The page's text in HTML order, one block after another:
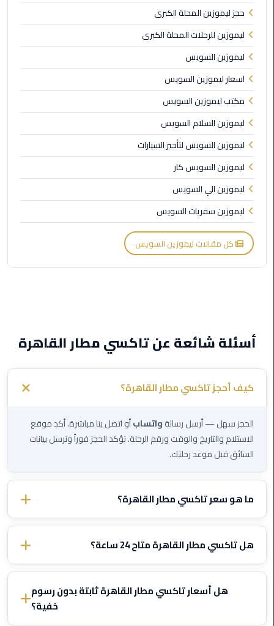
ليموزين
مطار
القاهرة
أسعار
ليموزين
مطار
شرم
الشيخ
ليموزين
مطار
القاهرة
الخط
الساخن
ليموزين
مطار
العاصمة
مطار
القاهرة
اسكندرية
العاصمة
ليموزين
مطار
برج
الدولي
لندن
العرب
حجز ليموزين المحلة الكبرى
ليموزين للرحلات المحلة الكبرى
ليموزين السويس
اسعار ليموزين السويس
مكتب ليموزين السويس
ليموزين السلام السويس
ليموزين السويس لتأجير السيارات
ليموزين السويس كار
ليموزين الي السويس
ليموزين سفريات السويس
كل مقالات ليموزين السويس
أسئلة شائعة عن تاكسي مطار القاهرة
كيف أحجز تاكسي مطار القاهرة؟
الحجز سهل — أرسل رسالةواتسابأو اتصل بنا مباشرة. أكد موقع
الاستلام والتاريخ والوقت ورقم الرحلة. نؤكد الحجز فوراً ونرسل بيانات
السائق قبل موعد رحلتك.
ما هو سعر تاكسي مطار القاهرة؟
الأسعار تختلف حسب الوجهة ونوع السيارة. تواصل معنا عبر الواتساب
وأخبرنا بتفاصيل رحلتك وسنرسل لك سعراً ثابتاً مؤكداً — بدون رسوم
خفية أبداً.
هل تاكسي مطار القاهرة متاح 24 ساعة؟
نعم، تاكسي مطار القاهرة يعمل24/7بما في ذلك الليل والصباح
الباكر والأعياد. نتتبع رحلتك ونعدل وقت الاستلام إذا تأخرت الطائرة —
هل أسعار تاكسي مطار القاهرة ثابتة بدون رسوم
خفية؟